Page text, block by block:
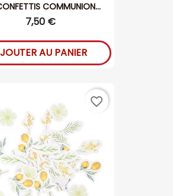
COMMUNION...
7,50 €
AU PANIER
favorite_border